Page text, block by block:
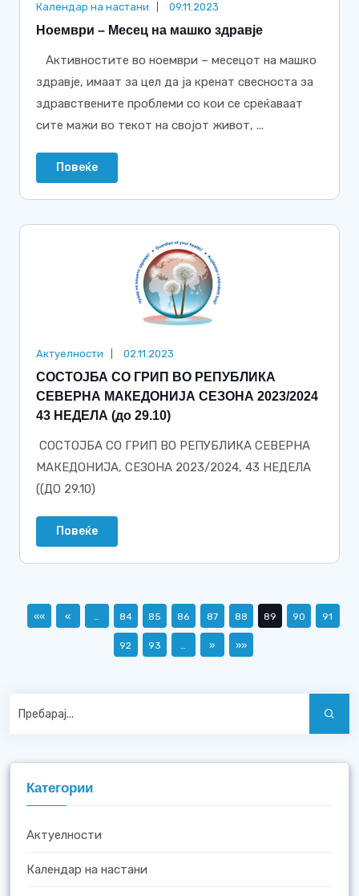
Календар на настани 09.11.2023
Ноември – Месец на машко здравје
Активностите во ноември – месецот на машко
здравје, имаат за цел да ја кренат свесноста за
здравствените проблеми со кои се среќаваат
сите мажи во текот на својот живот, ...
Повеќе
Актуелности 02.11.2023
СОСТОЈБА СО ГРИП ВО РЕПУБЛИКА
СЕВЕРНА МАКЕДОНИЈА СЕЗОНА 2023/2024
43 НЕДЕЛА (до 29.10)
СОСТОЈБА СО ГРИП ВО РЕПУБЛИКА СЕВЕРНА
МАКЕДОНИЈА, СЕЗОНА 2023/2024, 43 НЕДЕЛА
((ДО 29.10)
Повеќе
«« « … 84 85 86 87 88 89 90 91
92 93 … » »»
Категории
Актуелности
Календар на настани